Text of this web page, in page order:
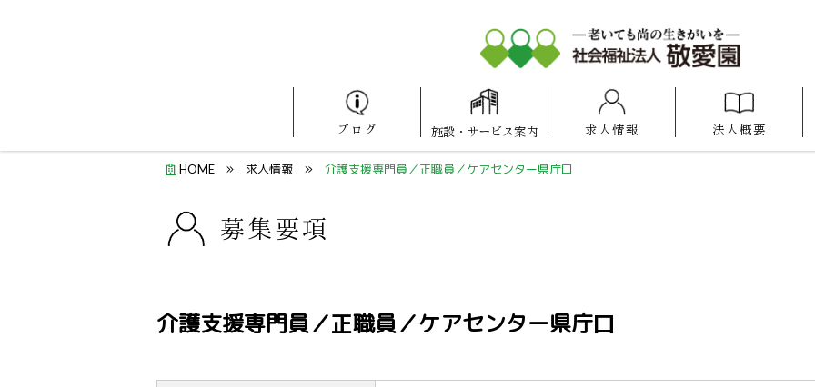
ブログ 施設 ・ サービス案内
ケアスタ福岡
福岡100プラザ博多
けいあい保育園
照葉けいあい保育園
求人情報 法人概要
HOME 求人情報 介護支援専門員／正職員／ケアセンター県庁口
募集要項
介護支援専門員／正職員／ケアセンター県庁口